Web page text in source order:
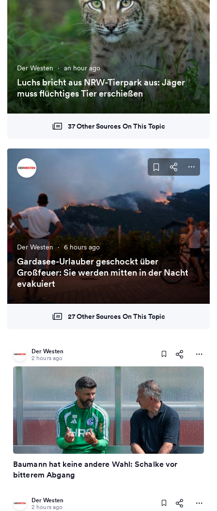
Der Westen · an hour ago
Luchs bricht aus NRW-Tierpark aus: Jäger
muss flüchtiges Tier erschießen
37 Other Sources On This Topic
Der Westen · 6 hours ago
Gardasee-Urlauber geschockt über
Großfeuer: Sie werden mitten in der Nacht
evakuiert
27 Other Sources On This Topic
Der Westen
2 hours ago
Baumann hat keine andere Wahl: Schalke vor
bitterem Abgang
Der Westen
2 hours ago